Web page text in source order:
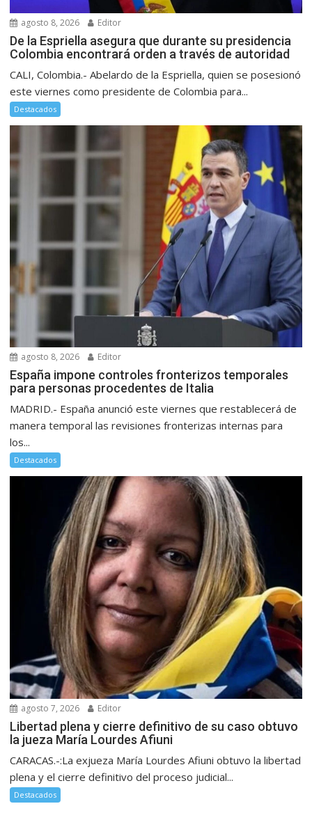
agosto 8, 2026 Editor
De la Espriella asegura que durante su presidencia
Colombia encontrará orden a través de autoridad
CALI, Colombia.- Abelardo de la Espriella, quien se posesionó
este viernes como presidente de Colombia para...
Destacados
agosto 8, 2026 Editor
España impone controles fronterizos temporales
para personas procedentes de Italia
MADRID.- España anunció este viernes que restablecerá de
manera temporal las revisiones fronterizas internas para
los...
Destacados
agosto 7, 2026 Editor
Libertad plena y cierre definitivo de su caso obtuvo
la jueza María Lourdes Afiuni
CARACAS.-:La exjueza María Lourdes Afiuni obtuvo la libertad
plena y el cierre definitivo del proceso judicial...
Destacados